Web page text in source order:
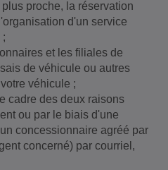
proche, la réservation
d'un service
;
et les filiales de
de véhicule ou autres
véhicule ;
cadre des deux raisons
ou par le biais d'une
concessionnaire agréé par
concerné) par courriel,